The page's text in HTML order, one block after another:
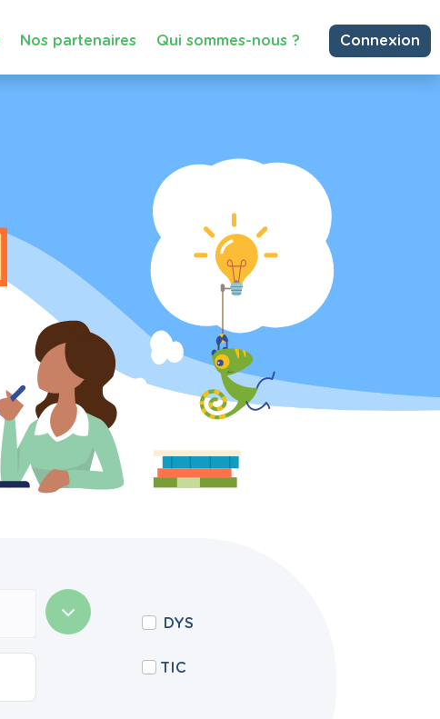
Nos partenaires Qui sommes-nous ? Connexion
DYS
TIC